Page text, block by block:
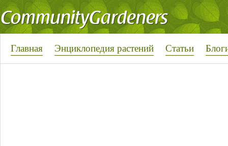
Главная Энциклопедия растений Статьи